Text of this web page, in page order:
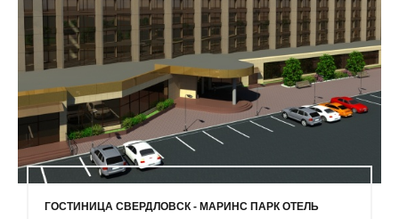
ГОСТИНИЦА СВЕРДЛОВСК - МАРИНС ПАРК ОТЕЛЬ